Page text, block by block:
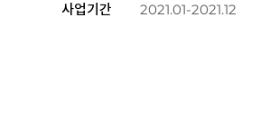
사업기간 2021.01-2021.12